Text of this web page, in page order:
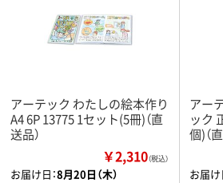
アーテック わたしの絵本作り
A4 6P 13775 1セット(5冊)（直
送品）
￥2,310（税込）
お届け日：8月20日（木）
アー
ック
個)（
お届け